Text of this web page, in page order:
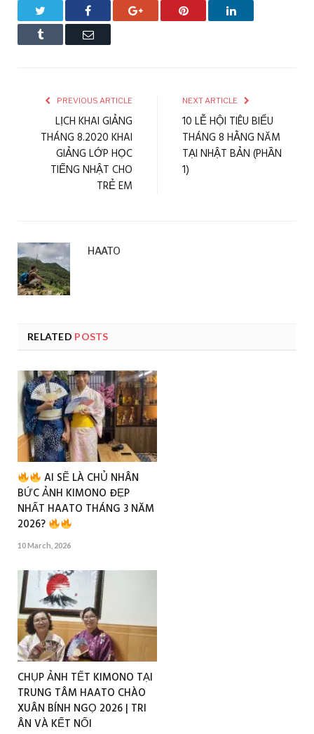
Facebook Google+ Pinterest LinkedIn
Tumblr Email
PREVIOUS ARTICLE
LỊCH KHAI GIẢNG
THÁNG 8.2020 KHAI
GIẢNG LỚP HỌC
TIẾNG NHẬT CHO
TRẺ EM
NEXT ARTICLE
10 LỄ HỘI TIÊU BIỂU
THÁNG 8 HẰNG NĂM
TẠI NHẬT BẢN (PHẦN
1)
HAATO
RELATED POSTS
AI SẼ LÀ CHỦ NHÂN
BỨC ẢNH KIMONO ĐẸP
NHẤT HAATO THÁNG 3 NĂM
2026?
10 March, 2026
CHỤP ẢNH TẾT KIMONO TẠI
TRUNG TÂM HAATO CHÀO
XUÂN BÍNH NGỌ 2026 | TRI
ÂN VÀ KẾT NỐI